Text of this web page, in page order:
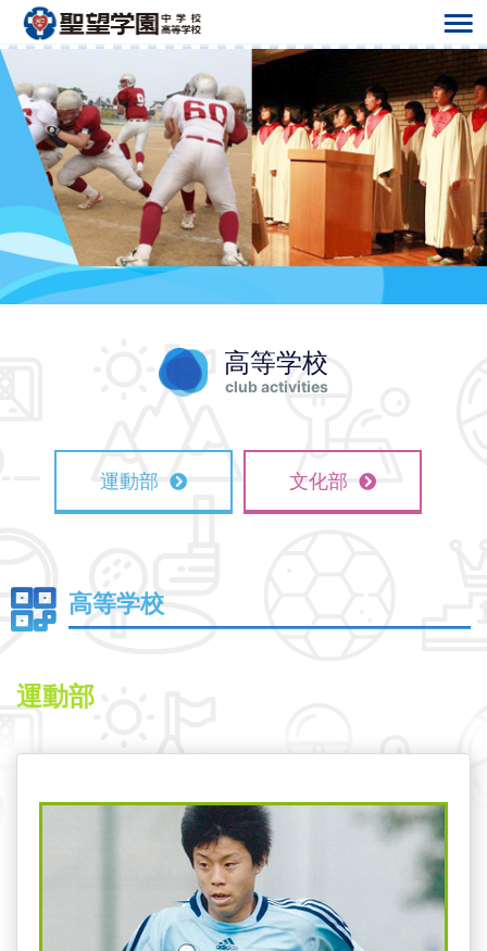
高等学校
club activities
運動部 文化部
高等学校
運動部